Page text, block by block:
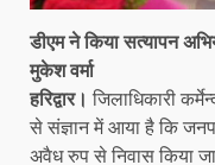
डीएम ने किया सत्यापन
मुकेश वर्मा
हरिद्वार। जिलाधिकारी
से संज्ञान में आया है कि जनपद
अवैध रुप से निवास किया